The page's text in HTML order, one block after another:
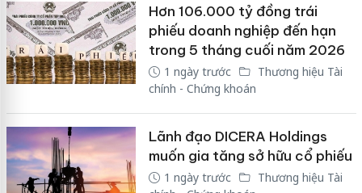
Hơn 106.000 tỷ đồng trái
phiếu doanh nghiệp đến hạn
trong 5 tháng cuối năm 2026
1 ngày trước
Thương hiệu Tài
chính - Chứng khoán
Lãnh đạo DICERA Holdings
muốn gia tăng sở hữu cổ phiếu
1 ngày trước
Thương hiệu Tài